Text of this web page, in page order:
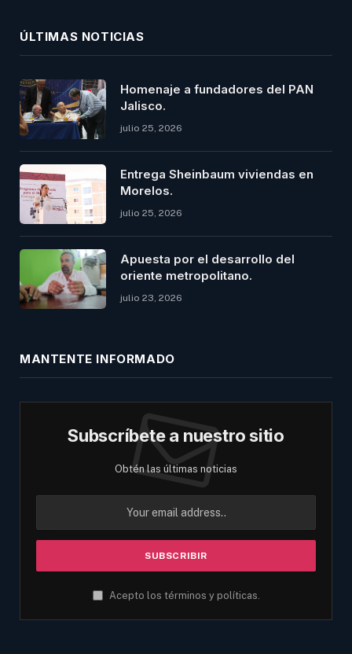
ÚLTIMAS NOTICIAS
Homenaje a fundadores del PAN
Jalisco.
julio 25, 2026
Entrega Sheinbaum viviendas en
Morelos.
julio 25, 2026
Apuesta por el desarrollo del
oriente metropolitano.
julio 23, 2026
MANTENTE INFORMADO
Subscríbete a nuestro sitio
Obtén las últimas noticias
Acepto los términos y políticas.